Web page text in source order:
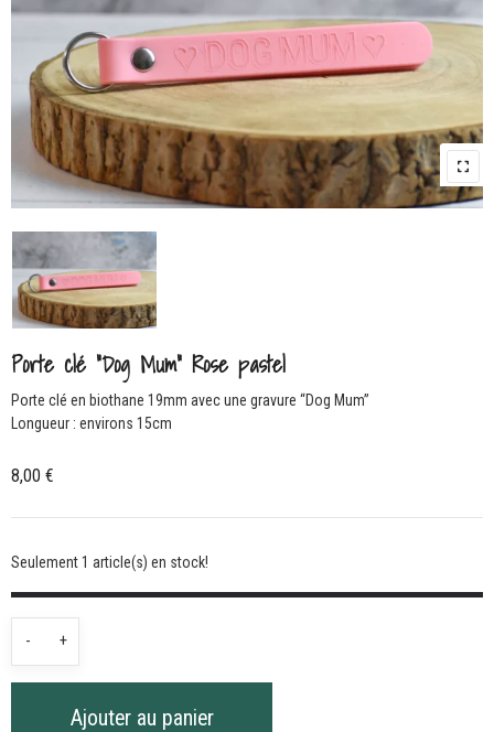
Porte clé “Dog Mum” Rose pastel
Porte clé en biothane 19mm avec une gravure “Dog Mum”
Longueur : environs 15cm
8,00 €
Seulement 1 article(s) en stock!
-
quantité
de
+
Ajouter au panier